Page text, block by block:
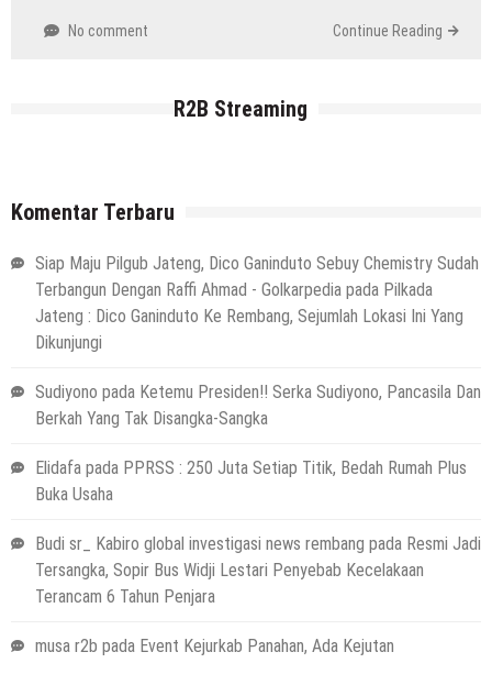
No comment Continue Reading
R2B Streaming
Komentar Terbaru
Siap Maju Pilgub Jateng, Dico Ganinduto Sebuy Chemistry Sudah
Terbangun Dengan Raffi Ahmad - Golkarpedia pada Pilkada
Jateng : Dico Ganinduto Ke Rembang, Sejumlah Lokasi Ini Yang
Dikunjungi
Sudiyono pada Ketemu Presiden!! Serka Sudiyono, Pancasila Dan
Berkah Yang Tak Disangka-Sangka
Elidafa pada PPRSS : 250 Juta Setiap Titik, Bedah Rumah Plus
Buka Usaha
Budi sr_ Kabiro global investigasi news rembang pada Resmi Jadi
Tersangka, Sopir Bus Widji Lestari Penyebab Kecelakaan
Terancam 6 Tahun Penjara
musa r2b pada Event Kejurkab Panahan, Ada Kejutan